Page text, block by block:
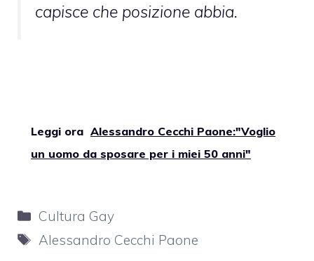
capisce che posizione abbia.
Leggi ora Alessandro Cecchi Paone:"Voglio
un uomo da sposare per i miei 50 anni"
Categorie
Cultura Gay
Tag
Alessandro Cecchi Paone